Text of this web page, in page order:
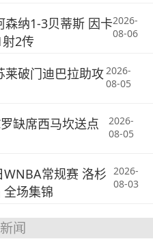
纳1-3贝蒂斯 因卡
2传
2026-
08-06
莱破门迪巴拉助攻2026-
08-05
缺席西马坎送点
2026-
08-05
常规赛 洛杉
场集锦
2026-
08-03
闻